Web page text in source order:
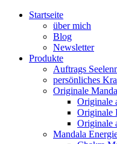
Startseite
über mich
Blog
Newsletter
Produkte
Auftrags
persönliches
Originale
Originale
Originale
Originale
Mandala